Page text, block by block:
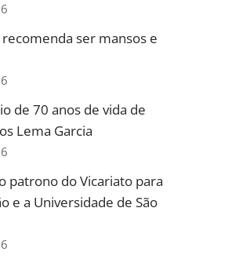
recomenda ser mansos e
de 70 anos de vida de
Lema Garcia
patrono do Vicariato para
e a Universidade de São